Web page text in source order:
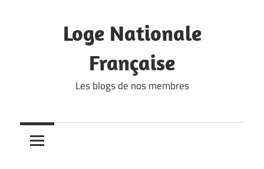
Loge Nationale
Française
Les blogs de nos membres